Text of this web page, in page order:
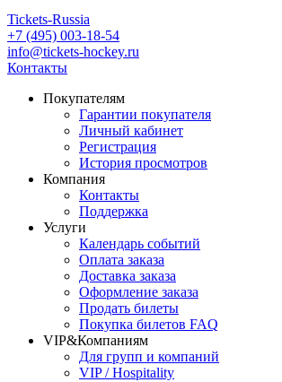
Tickets-Russia
+7 (495) 003-18-54
info@tickets-hockey.ru
Контакты
Покупателям
Гарантии покупателя
Личный кабинет
Регистрация
История просмотров
Компания
Контакты
Поддержка
Услуги
Календарь событий
Оплата заказа
Доставка заказа
Оформление заказа
Продать билеты
Покупка билетов FAQ
VIP&Компаниям
Для групп и компаний
VIP / Hospitality